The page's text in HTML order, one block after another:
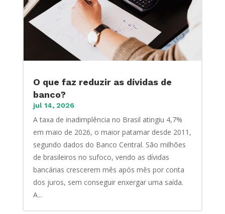
O que faz reduzir as dívidas de
banco?
jul 14, 2026
A taxa de inadimplência no Brasil atingiu 4,7%
em maio de 2026, o maior patamar desde 2011,
segundo dados do Banco Central. São milhões
de brasileiros no sufoco, vendo as dívidas
bancárias crescerem mês após mês por conta
dos juros, sem conseguir enxergar uma saída.
A...